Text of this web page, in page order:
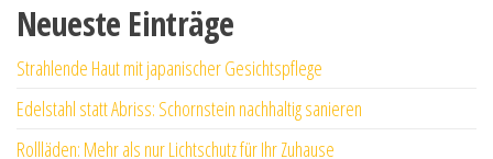
Neueste Einträge
Strahlende Haut mit japanischer Gesichtspflege
Edelstahl statt Abriss: Schornstein nachhaltig sanieren
Rollläden: Mehr als nur Lichtschutz für Ihr Zuhause